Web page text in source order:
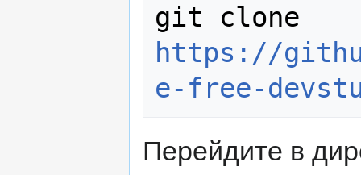
https://
e-free-
Перейдите в